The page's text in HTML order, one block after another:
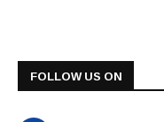
FOLLOW US ON